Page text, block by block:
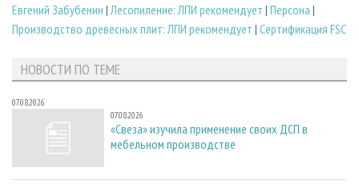
Евгений Забубенин |Лесопиление: ЛПИ рекомендует | Персона |
Производство древесных плит: ЛПИ рекомендует | Сертификация FSC
НОВОСТИ ПО ТЕМЕ
07.08.2026
07.08.2026
«Свеза» изучила применение своих ДСП в
мебельном производстве